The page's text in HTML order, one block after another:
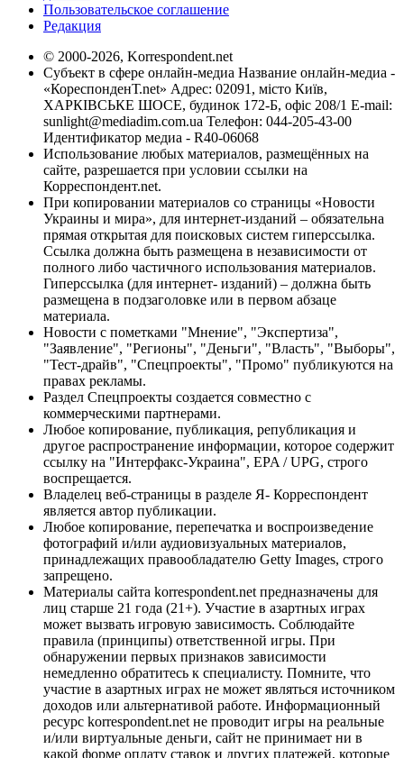
Пользовательское соглашение
Редакция
© 2000-2026, Korrespondent.net
Субъект в сфере онлайн-медиа Название онлайн-медиа -
«КореспонденТ.net» Адрес: 02091, місто Київ,
ХАРКІВСЬКЕ ШОСЕ, будинок 172-Б, офіс 208/1 E-mail:
sunlight@mediadim.com.ua Телефон: 044-205-43-00
Идентификатор медиа - R40-06068
Использование любых материалов, размещённых на
сайте, разрешается при условии ссылки на
Корреспондент.net.
При копировании материалов со страницы «Новости
Украины и мира», для интернет-изданий – обязательна
прямая открытая для поисковых систем гиперссылка.
Ссылка должна быть размещена в независимости от
полного либо частичного использования материалов.
Гиперссылка (для интернет- изданий) – должна быть
размещена в подзаголовке или в первом абзаце
материала.
Новости с пометками "Мнение", "Экспертиза",
"Заявление", "Регионы", "Деньги", "Власть", "Выборы",
"Тест-драйв", "Спецпроекты", "Промо" публикуются на
правах рекламы.
Раздел Спецпроекты создается совместно с
коммерческими партнерами.
Любое копирование, публикация, републикация и
другое распространение информации, которое содержит
ссылку на "Интерфакс-Украина", EPA / UPG, строго
воспрещается.
Владелец веб-страницы в разделе Я- Корреспондент
является автор публикации.
Любое копирование, перепечатка и воспроизведение
фотографий и/или аудиовизуальных материалов,
принадлежащих правообладателю Getty Images, строго
запрещено.
Материалы сайта korrespondent.net предназначены для
лиц старше 21 года (21+). Участие в азартных играх
может вызвать игровую зависимость. Соблюдайте
правила (принципы) ответственной игры. При
обнаружении первых признаков зависимости
немедленно обратитесь к специалисту. Помните, что
участие в азартных играх не может являться источником
доходов или альтернативой работе. Информационный
ресурс korrespondent.net не проводит игры на реальные
и/или виртуальные деньги, сайт не принимает ни в
какой форме оплату ставок и других платежей, которые